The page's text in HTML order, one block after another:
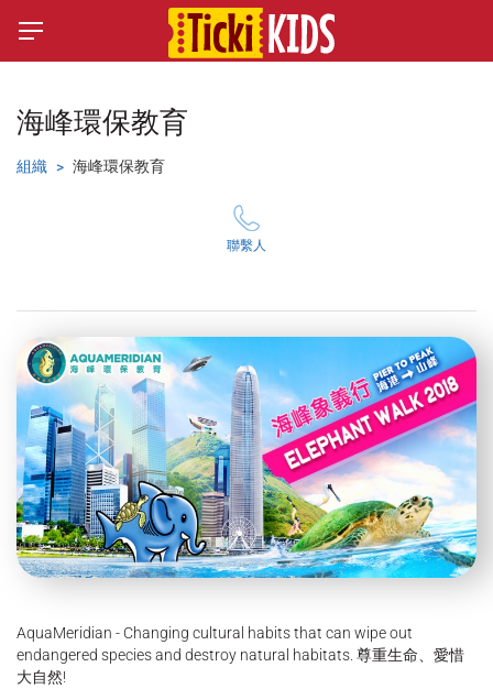
海峰環保教育
組織 海峰環保教育
聯繫人
AquaMeridian - Changing cultural habits that can wipe out
endangered species and destroy natural habitats. 尊重生命、愛惜
大自然!